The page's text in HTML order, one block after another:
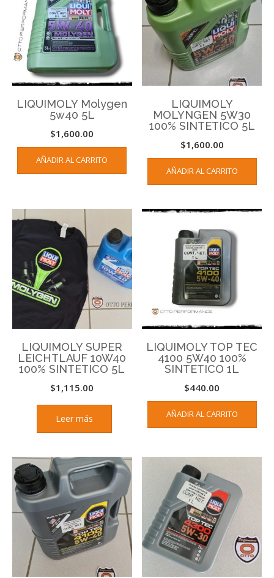
LIQUIMOLY Molygen
5w40 5L
$1,600.00
AÑADIR AL CARRITO
LIQUIMOLY
MOLYNGEN 5W30
100% SINTETICO 5L
$1,600.00
AÑADIR AL CARRITO
LIQUIMOLY SUPER
LEICHTLAUF 10W40
100% SINTETICO 5L
$1,115.00
Leer más
LIQUIMOLY TOP TEC
4100 5W40 100%
SINTETICO 1L
$440.00
AÑADIR AL CARRITO